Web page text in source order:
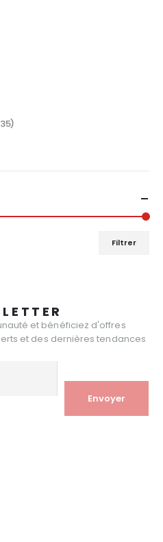
Filtrer
et bénéficiez d'offres
et des dernières tendances